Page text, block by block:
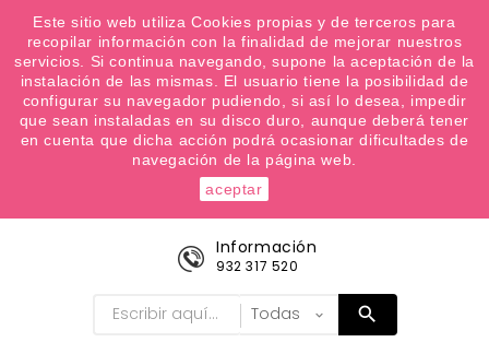
¿Quiere conocer las próximas ofertas del fin de
semana? Apúntate a nuestra Newsletter
Favoritos (0)

Información
932 317 520
Este sitio web utiliza Cookies propias y de terceros para
recopilar información con la finalidad de mejorar nuestros
servicios. Si continua navegando, supone la aceptación de la
instalación de las mismas. El usuario tiene la posibilidad de
configurar su navegador pudiendo, si así lo desea, impedir
que sean instaladas en su disco duro, aunque deberá tener
en cuenta que dicha acción podrá ocasionar dificultades de
navegación de la página web.
aceptar